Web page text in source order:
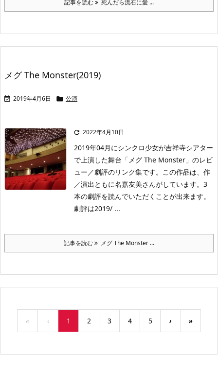
記事を読む 死んだら流石に愛 ...
メグ The Monster(2019)
 2019年4月6日  公演
 2022年4月10日
2019年04月にシンクロ少女が吉祥寺シアター
で上演した舞台「メグ The Monster」のレビ
ュー／劇評のリンク集です。この作品は、作
／演出ともに名嘉友美さんがしています。3
本の劇評を読んでいただくことが出来ます。
劇評は2019/ ...
記事を読む メグ The Monster ...
« ‹ 1 2 3 4 5 › »